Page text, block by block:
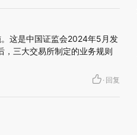
这是中国证监会2024年5月发
，三大交易所制定的业务规则
· 回复